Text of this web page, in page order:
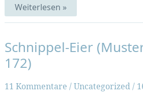
Wieder
da!
Weiterlesen »
Schnippel-Eier
172)
11 Kommentare /Uncategorized/